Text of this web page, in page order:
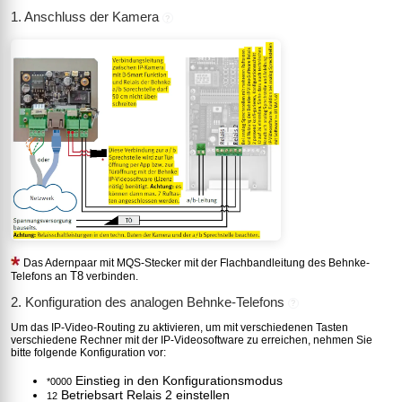
1. Anschluss der Kamera
Das Adernpaar mit MQS-Stecker mit der Flachbandleitung des Behnke-
Telefons an T8 verbinden.
2. Konfiguration des analogen Behnke-Telefons ?
Um das IP-Video-Routing zu aktivieren, um mit verschiedenen Tasten
verschiedene Rechner mit der IP-Videosoftware zu erreichen, nehmen Sie
bitte folgende Konfiguration vor:
*0000 Einstieg in den Konfigurationsmodus
12 Betriebsart Relais 2 einstellen